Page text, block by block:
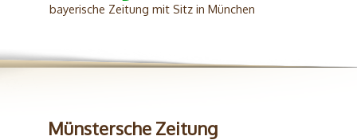
bayerische Zeitung mit Sitz in München
Münstersche Zeitung